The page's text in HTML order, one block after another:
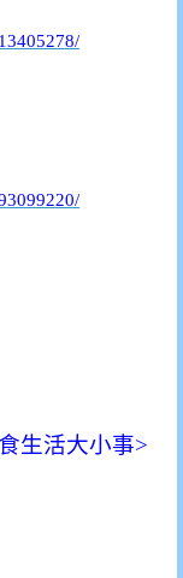
生活大小事>